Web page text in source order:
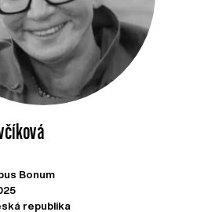
Bonum
republika